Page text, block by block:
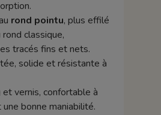
rond pointu, plus effilé
classique,
tracés fins et nets.
solide et résistante à
et vernis, confortable à
bonne maniabilité.